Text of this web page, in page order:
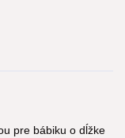
pre bábiku o dĺžke